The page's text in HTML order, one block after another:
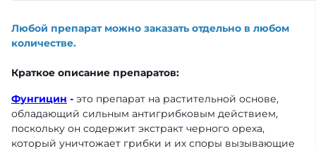
Любой препарат можно заказать отдельно в любом
количестве.
Краткое описание препаратов:
Фунгицин - это препарат на растительной основе,
обладающий сильным антигрибковым действием,
поскольку он содержит экстракт черного ореха,
который уничтожает грибки и их споры вызывающие